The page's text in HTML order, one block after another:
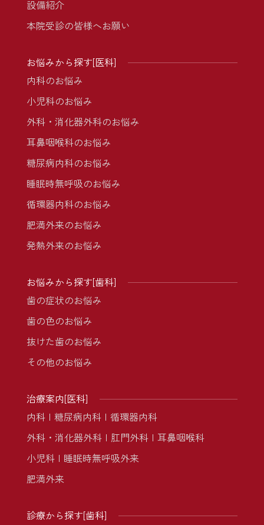
設備紹介
本院受診の皆様へお願い
お悩みから探す[医科]
内科のお悩み
小児科のお悩み
外科・消化器外科のお悩み
耳鼻咽喉科のお悩み
糖尿病内科のお悩み
睡眠時無呼吸のお悩み
循環器内科のお悩み
肥満外来のお悩み
発熱外来のお悩み
お悩みから探す[歯科]
歯の症状のお悩み
歯の色のお悩み
抜けた歯のお悩み
その他のお悩み
治療案内[医科]
内科
糖尿病内科
循環器内科
外科・消化器外科
肛門外科
耳鼻咽喉科
小児科
睡眠時無呼吸外来
肥満外来
診療から探す[歯科]